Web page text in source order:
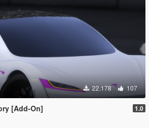
22.178 107
[Add-On] 1.0